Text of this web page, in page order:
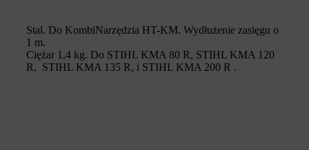
Stal. Do KombiNarzędzia HT-KM. Wydłużenie zasięgu o
1 m.
Ciężar 1,4 kg. Do STIHL KMA 80 R, STIHL KMA 120
R, STIHL KMA 135 R, i STIHL KMA 200 R .